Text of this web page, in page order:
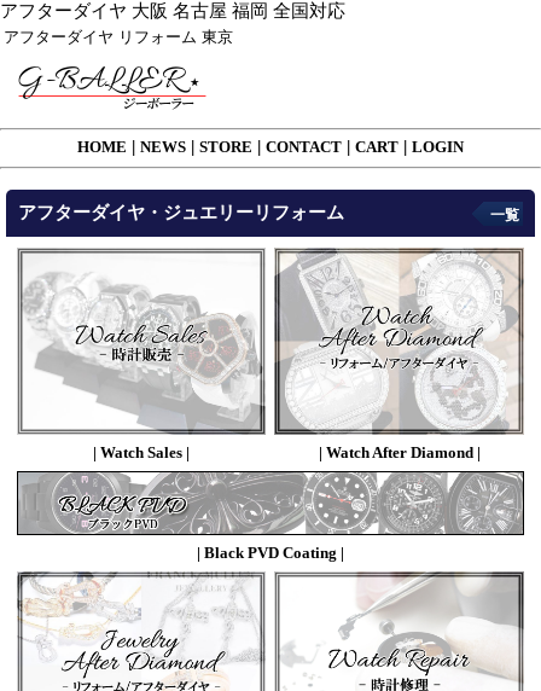
アフターダイヤ 大阪 名古屋 福岡 全国対応
アフターダイヤ リフォーム 東京
HOME NEWS STORE CONTACT CART LOGIN
アフターダイヤ・ジュエリーリフォーム
| Watch Sales | | Watch After Diamond |
| Black PVD Coating |
一覧